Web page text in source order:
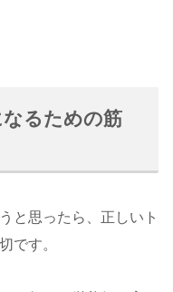
るための筋
と思ったら、正しいト
です。